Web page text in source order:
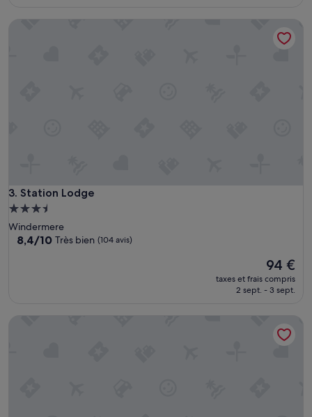
3. Station Lodge
Station Lodge
Hébergement
3.5 étoiles
Windermere
8.4
8,4/10 Très bien (104 avis)
Le
nouveau
prix
94 €
taxes et frais compris
2 sept. - 3 sept.